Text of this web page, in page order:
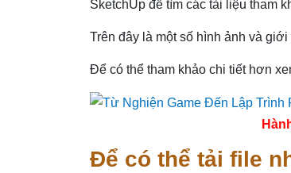
SketchUp để tìm các tài liệu tham
Trên đây là một số hình ảnh và
Để có thể tham khảo chi tiết hơn
Để có thể tải file